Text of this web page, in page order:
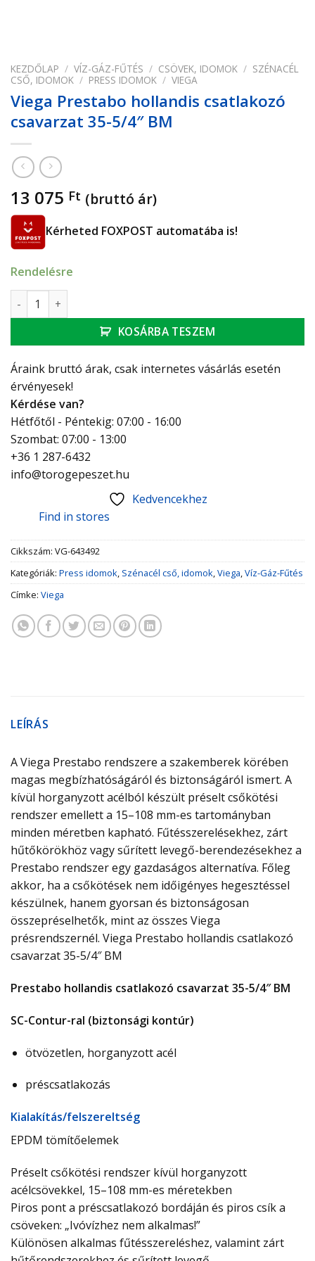
KEZDŐLAP / VÍZ-GÁZ-FŰTÉS / CSÖVEK, IDOMOK / SZÉNACÉL
CSŐ, IDOMOK / PRESS IDOMOK / VIEGA
Viega Prestabo hollandis csatlakozó
csavarzat 35-5/4″ BM
13 075 Ft (bruttó ár)
Kérheted FOXPOST automatába is!
Rendelésre
Viega Prestabo hollandis csatlakozó csavarzat 35-5/4" BM
KOSÁRBA TESZEM
Áraink bruttó árak, csak internetes vásárlás esetén
érvényesek!
Kérdése van?
Hétfőtől - Péntekig: 07:00 - 16:00
Szombat: 07:00 - 13:00
+36 1 287-6432
info@torogepeszet.hu
Kedvencekhez
Find in stores
Cikkszám: VG-643492
Kategóriák: Press idomok, Szénacél cső, idomok,Viega,Víz-Gáz-Fűtés
Címke: Viega
LEÍRÁS
A Viega Prestabo rendszere a szakemberek körében
magas megbízhatóságáról és biztonságáról ismert. A
kívül horganyzott acélból készült préselt csőkötési
rendszer emellett a 15–108 mm-es tartományban
minden méretben kapható. Fűtésszerelésekhez, zárt
hűtőkörökhöz vagy sűrített levegő-berendezésekhez a
Prestabo rendszer egy gazdaságos alternatíva. Főleg
akkor, ha a csőkötések nem időigényes hegesztéssel
készülnek, hanem gyorsan és biztonságosan
összepréselhetők, mint az összes Viega
présrendszernél. Viega Prestabo hollandis csatlakozó
csavarzat 35-5/4″ BM
Prestabo hollandis csatlakozó csavarzat 35-5/4″ BM
SC-Contur-ral (biztonsági kontúr)
ötvözetlen, horganyzott acél
préscsatlakozás
Ki­ala­kí­tás/­fel­sze­relt­ség
EPDM tömítőelemek
Préselt csőkötési rendszer kívül horganyzott
acélcsövekkel, 15–108 mm-es méretekben
Piros pont a préscsatlakozó bordáján és piros csík a
csöveken: „Ivóvízhez nem alkalmas!”
Különösen alkalmas fűtésszereléshez, valamint zárt